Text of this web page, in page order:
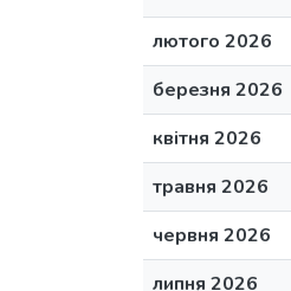
лютого 2026
березня 2026
квітня 2026
травня 2026
червня 2026
липня 2026